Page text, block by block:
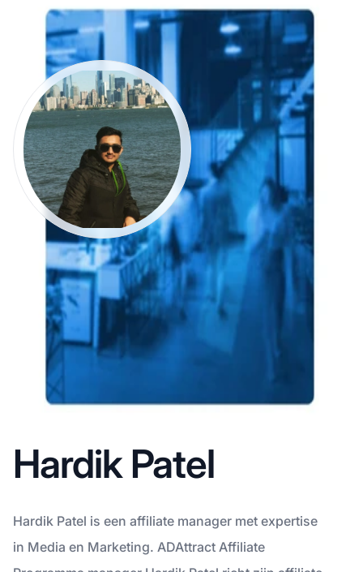
Hardik Patel
Hardik Patel is een affiliate manager met expertise
in Media en Marketing. ADAttract Affiliate